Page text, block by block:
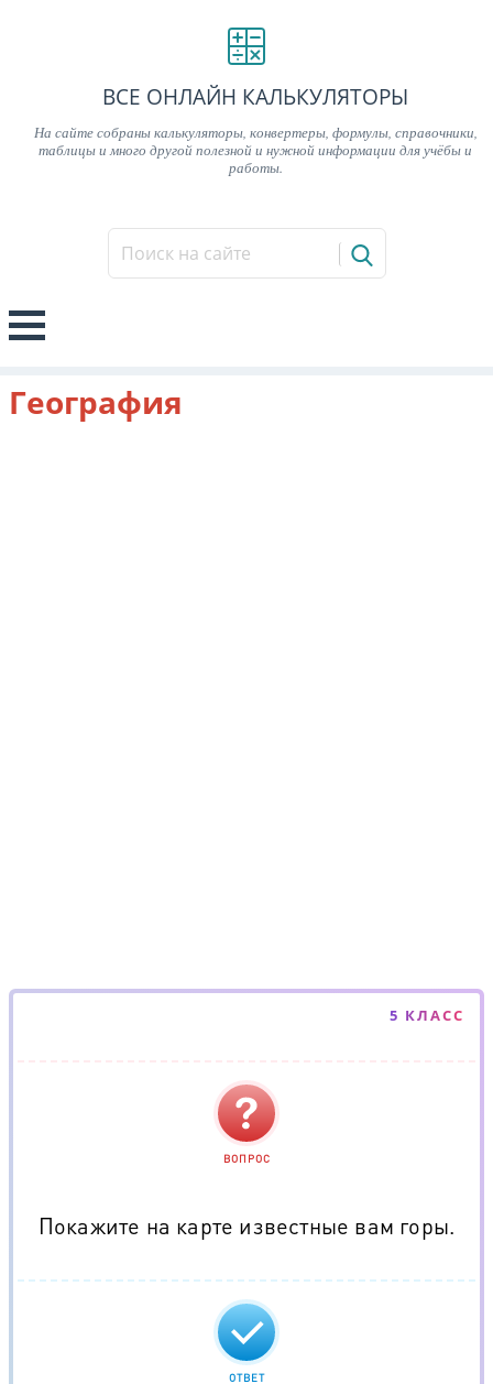
ВСЕ ОНЛАЙН КАЛЬКУЛЯТОРЫ
На сайте собраны калькуляторы, конвертеры, формулы, справочники,
таблицы и много другой полезной и нужной информации для учёбы и
работы.
География
5 КЛАСС
ВОПРОС
Покажите на карте известные вам горы.
ОТВЕТ